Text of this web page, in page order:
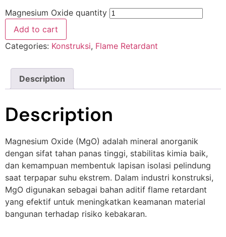
Magnesium Oxide quantity
Add to cart
Categories: Konstruksi, Flame Retardant
Description
Description
Magnesium Oxide (MgO) adalah mineral anorganik
dengan sifat tahan panas tinggi, stabilitas kimia baik,
dan kemampuan membentuk lapisan isolasi pelindung
saat terpapar suhu ekstrem. Dalam industri konstruksi,
MgO digunakan sebagai bahan aditif flame retardant
yang efektif untuk meningkatkan keamanan material
bangunan terhadap risiko kebakaran.